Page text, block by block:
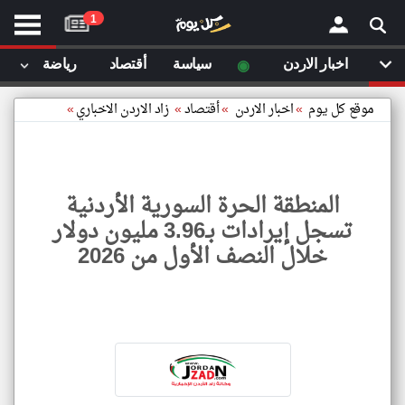
الصفحة الرئيسية
أخر أخبار الوطن العربي
من نحن
إتصل بنا
مصادر الأخبار
أقترح اضافة مصدر
×
موقع كل يوم »اخبار الاردن »أقتصاد» زاد الاردن الاخباري»
المنطقة الحرة السورية الأردنية
تسجل إيرادات بـ3.96 مليون دولار
خلال النصف الأول من 2026
1
اخبار الاردن ◉ سياسة أقتصاد رياضة
موقع
كل
يوم
مقالات قمت بزيارتها مؤخرا